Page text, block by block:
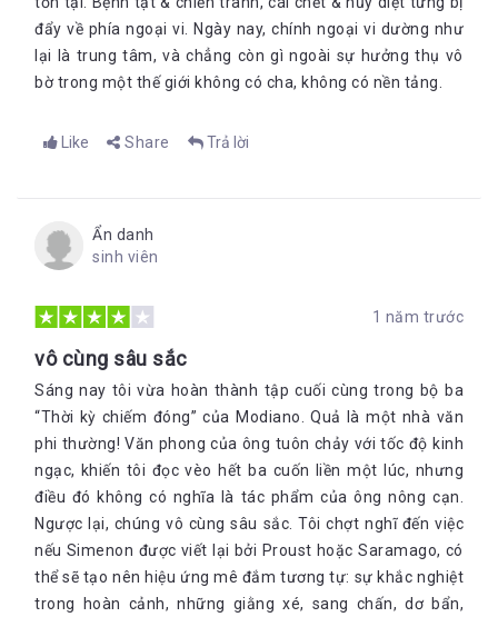
đẩy về phía ngoại vi. Ngày nay, chính ngoại vi dường như
lại là trung tâm, và chẳng còn gì ngoài sự hưởng thụ vô
bờ trong một thế giới không có cha, không có nền tảng.
Like Share Trả lời
Ẩn danh
sinh viên
1 năm trước
vô cùng sâu sắc
Sáng nay tôi vừa hoàn thành tập cuối cùng trong bộ ba
“Thời kỳ chiếm đóng” của Modiano. Quả là một nhà văn
phi thường! Văn phong của ông tuôn chảy với tốc độ kinh
ngạc, khiến tôi đọc vèo hết ba cuốn liền một lúc, nhưng
điều đó không có nghĩa là tác phẩm của ông nông cạn.
Ngược lại, chúng vô cùng sâu sắc. Tôi chợt nghĩ đến việc
nếu Simenon được viết lại bởi Proust hoặc Saramago, có
thể sẽ tạo nên hiệu ứng mê đắm tương tự: sự khắc nghiệt
trong hoàn cảnh, những giằng xé, sang chấn, dơ bẩn,